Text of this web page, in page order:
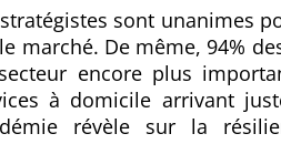
sont unanimes
marché. De même, 94%
encore plus
à domicile arrivant
révèle sur la